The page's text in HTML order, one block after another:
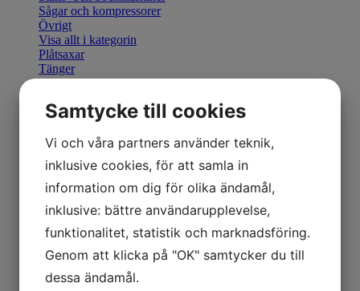
Sågar och kompressorer
Övrigt
Visa allt i kategorin
Plåtsaxar
Tänger
Bocka & Forma
Elhandverktyg
Saxar & Knivar
Hammare & klubbor
Övriga produkter
Övriga verktyg
Visa allt i kategorin
Visa allt i kategorin
Manuella kantmaskiner
Motordrivna kantmaskiner
Retrofit U-Bend styrning
Visa allt i kategorin
Hydraulisk Gradsax
Samtycke till cookies
Vi och våra partners använder teknik,
inklusive cookies, för att samla in
information om dig för olika ändamål,
inklusive: bättre användarupplevelse,
funktionalitet, statistik och marknadsföring.
Genom att klicka på "OK" samtycker du till
dessa ändamål.